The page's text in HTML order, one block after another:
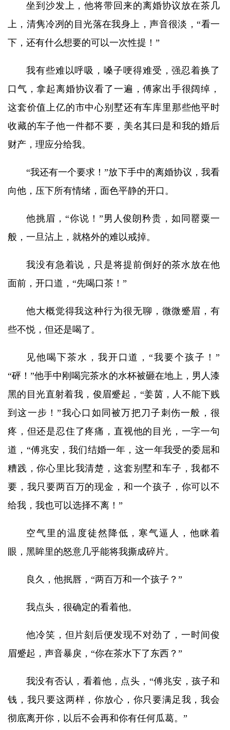
坐到沙发上，他将带回来的离婚协议放在茶几
上，清隽冷冽的目光落在我身上，声音很淡，“看一
下，还有什么想要的可以一次性提！”
我有些难以呼吸，嗓子哽得难受，强忍着换了
口气，拿起离婚协议看了一遍，傅家出手很阔绰，
这套价值上亿的市中心别墅还有车库里那些他平时
收藏的车子他一件都不要，美名其曰是和我的婚后
财产，理应分给我。
“我还有一个要求！”放下手中的离婚协议，我看
向他，压下所有情绪，面色平静的开口。
他挑眉，“你说！”男人俊朗矜贵，如同罂粟一
般，一旦沾上，就格外的难以戒掉。
我没有急着说，只是将提前倒好的茶水放在他
面前，开口道，“先喝口茶！”
他大概觉得我这种行为很无聊，微微蹙眉，有
些不悦，但还是喝了。
见他喝下茶水，我开口道，“我要个孩子！”
“砰！”他手中刚喝完茶水的水杯被砸在地上，男人漆
黑的目光直射着我，俊眉蹙起，“姜茵，人不能下贱
到这一步！”我心口如同被万把刀子刺伤一般，很
疼，但还是忍住了疼痛，直视他的目光，一字一句
道，“傅兆安，我们结婚一年，这一年我受的委屈和
糟践，你心里比我清楚，这套别墅和车子，我都不
要，我只要两百万的现金，和一个孩子，你可以不
给我，我也可以选择不离！”
空气里的温度徒然降低，寒气逼人，他眯着
眼，黑眸里的怒意几乎能将我撕成碎片。
良久，他抿唇，“两百万和一个孩子？”
我点头，很确定的看着他。
他冷笑，但片刻后便发现不对劲了，一时间俊
眉蹙起，声音暴戾，“你在茶水下了东西？”
我没有否认，看着他，点头，“傅兆安，孩子和
钱，我只要这两样，你放心，你只要满足我，我会
彻底离开你，以后不会再和你有任何瓜葛。”